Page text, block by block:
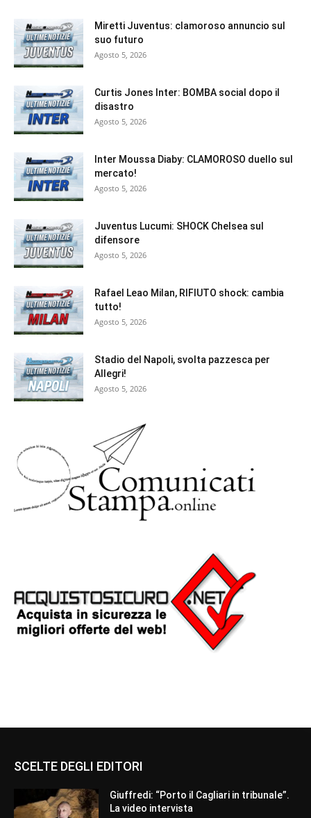
Miretti Juventus: clamoroso annuncio sul
suo futuro
Agosto 5, 2026
Curtis Jones Inter: BOMBA social dopo il
disastro
Agosto 5, 2026
Inter Moussa Diaby: CLAMOROSO duello sul
mercato!
Agosto 5, 2026
Juventus Lucumi: SHOCK Chelsea sul
difensore
Agosto 5, 2026
Rafael Leao Milan, RIFIUTO shock: cambia
tutto!
Agosto 5, 2026
Stadio del Napoli, svolta pazzesca per
Allegri!
Agosto 5, 2026
SCELTE DEGLI EDITORI
Giuffredi: “Porto il Cagliari in tribunale”.
La video intervista